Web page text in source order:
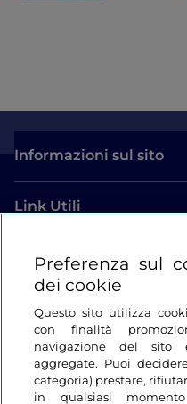
Informazioni sul sito
Link Utili
Login
Restiamo in contatto
Preferenza sul
dei cookie
Questo sito utilizza
con finalità
navigazione del sito
aggregate. Puoi
categoria) prestare,
in qualsiasi